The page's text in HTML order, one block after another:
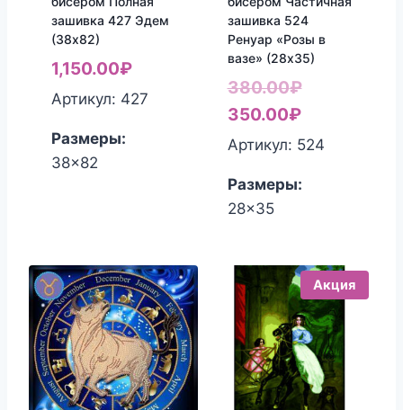
зашивка 427 Эдем
(38х82)
1,150.00₽
Артикул: 427
Размеры:
38x82
зашивка 524
Ренуар «Розы в
вазе» (28х35)
380.00₽
цена
составляла
350.00₽Текущая
цена:
Артикул: 524
Размеры:
28x35
Акция